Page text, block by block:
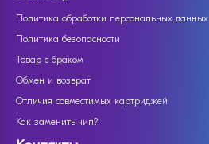
Политика обработки персональных данных
Политика безопасности
Товар с браком
Обмен и возврат
Отличия совместимых картриджей
Как заменить чип?